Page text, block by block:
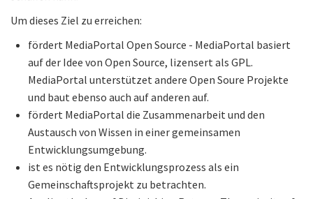
Um dieses Ziel zu erreichen:
fördert MediaPortal Open Source - MediaPortal basiert
auf der Idee von Open Source, lizensert als GPL.
MediaPortal unterstützet andere Open Soure Projekte
und baut ebenso auch auf anderen auf.
fördert MediaPortal die Zusammenarbeit und den
Austausch von Wissen in einer gemeinsamen
Entwicklungsumgebung.
ist es nötig den Entwicklungsprozess als ein
Gemeinschaftsprojekt zu betrachten.